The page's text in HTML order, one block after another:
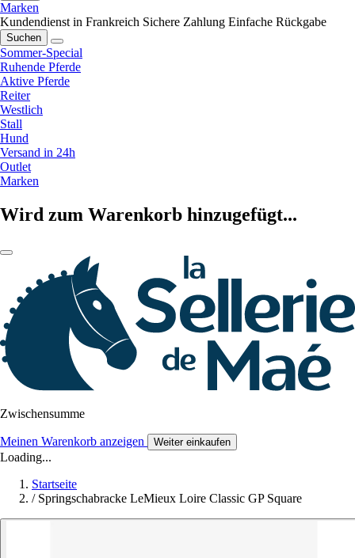
Marken
Kundendienst in Frankreich Sichere Zahlung Einfache Rückgabe
Suchen
Sommer-Special
Ruhende Pferde
Aktive Pferde
Reiter
Westlich
Stall
Hund
Versand in 24h
Outlet
Marken
Wird zum Warenkorb hinzugefügt...
Zwischensumme
Meinen Warenkorb anzeigen Weiter einkaufen
Loading...
Startseite
/ Springschabracke LeMieux Loire Classic GP Square